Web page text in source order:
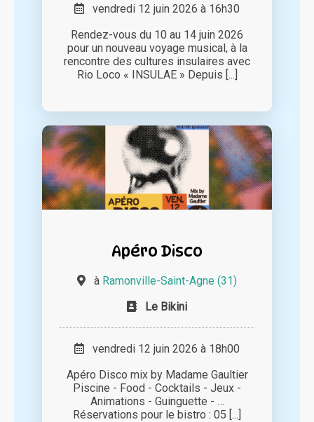
vendredi 12 juin 2026 à 16h30
Rendez-vous du 10 au 14 juin 2026
pour un nouveau voyage musical, à la
rencontre des cultures insulaires avec
Rio Loco « INSULAE » Depuis [...]
Apéro Disco
à Ramonville-Saint-Agne (31)
Le Bikini
vendredi 12 juin 2026 à 18h00
Apéro Disco mix by Madame Gaultier
Piscine - Food - Cocktails - Jeux -
Animations - Guinguette - …
Réservations pour le bistro : 05 [...]